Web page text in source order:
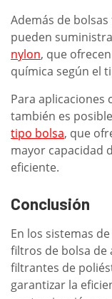
Además de
pueden
nylon, que
química según el
Para aplicaciones
también es
tipo bolsa, que
mayor capacidad
eficiente.
Conclusión
En los sistemas
filtros de bolsa de
filtrantes de
garantizar la